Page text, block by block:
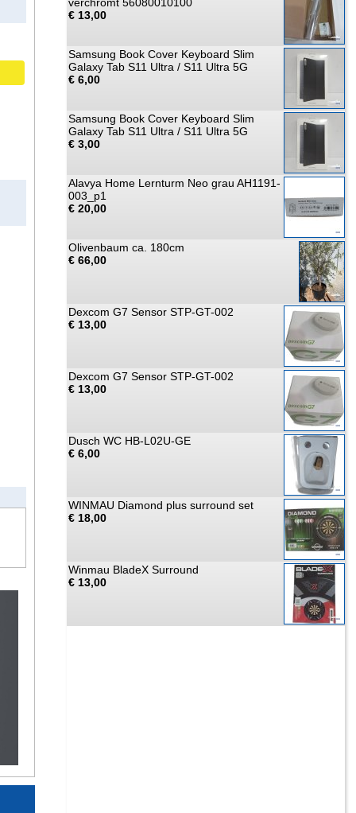
€ 13,00
Samsung Book Cover Keyboard Slim
Galaxy Tab S11 Ultra / S11 Ultra 5G
€ 6,00
Samsung Book Cover Keyboard Slim
Galaxy Tab S11 Ultra / S11 Ultra 5G
€ 3,00
Alavya Home Lernturm Neo grau AH1191-
003_p1
€ 20,00
Olivenbaum ca. 180cm
€ 66,00
Dexcom G7 Sensor STP-GT-002
€ 13,00
Dexcom G7 Sensor STP-GT-002
€ 13,00
Dusch WC HB-L02U-GE
€ 6,00
WINMAU Diamond plus surround set
€ 18,00
Winmau BladeX Surround
€ 13,00